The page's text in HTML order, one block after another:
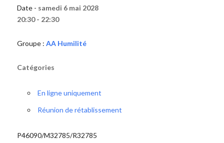
Date - samedi 6 mai 2028
20:30 - 22:30
Groupe : AA Humilité
Catégories
En ligne uniquement
Réunion de rétablissement
P46090/M32785/R32785